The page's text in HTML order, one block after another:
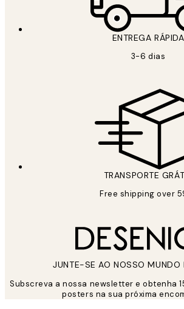
ENTREGA RÁPIDA
3-6 dias
TRANSPORTE
Free shipping over
JUNTE-SE AO NOSSO MUNDO
Subscreva a nossa newsletter e obtenha
posters na sua próxima